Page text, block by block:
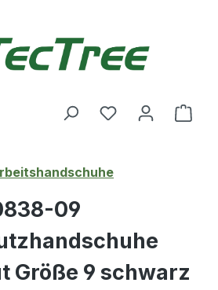
Du hast 0
09
Größe 9 schwarz